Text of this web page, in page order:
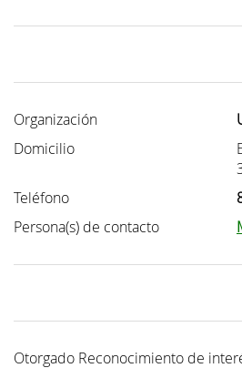
Organización
Domicilio
Teléfono
Persona(s) de contacto
Otorgado Reconocimiento de